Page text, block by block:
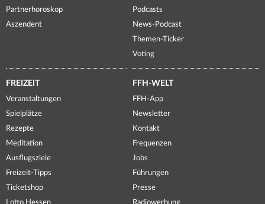
Partnerhoroskop
Aszendent
Podcasts
News-Podcast
Themen-Ticker
Voting
FREIZEIT
Veranstaltungen
Spielplätze
Rezepte
Meditation
Ausflugsziele
Freizeit-Tipps
Ticketshop
Lotto Hessen
FFH-WELT
FFH-App
Newsletter
Kontakt
Frequenzen
Jobs
Führungen
Presse
Radiowerbung